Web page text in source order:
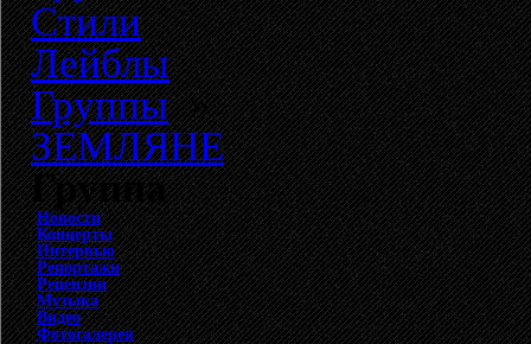
Стили
Лейблы
Группы»
ЗЕМЛЯНЕ
Группа
Новости
Концерты
Интервью
Репортажи
Рецензии
Музыка
Видео
Фотогалерея